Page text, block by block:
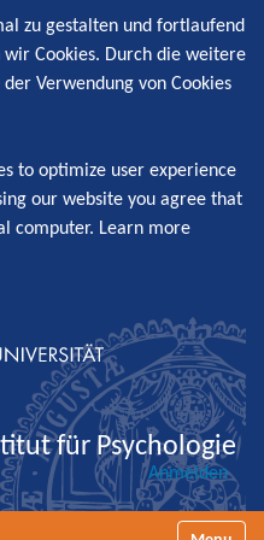
zu gestalten und fortlaufend
wir Cookies. Durch die weitere
Verwendung von Cookies
to optimize user experience
our website you agree that
computer. Learn more
für Psychologie
Anmelden